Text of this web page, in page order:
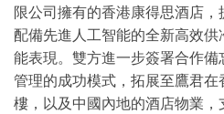
限公司擁有的香港康得思酒店
配備先進人工智能的全新高效
能表現。雙方進一步簽署合作
管理的成功模式，拓展至鷹君
樓，以及中國內地的酒店物業